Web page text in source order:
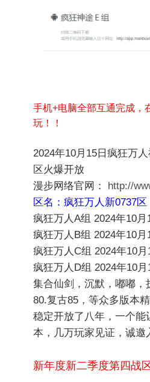
手机+电脑全部互通完成，
玩！！
2024年10月15日疯狂万
区火爆开放
漫步网络官网：
http://
区名：疯狂万人新0737区
疯狂万人A组 2024年10月
疯狂万人B组 2024年10月
疯狂万人C组 2024年10月
疯狂万人D组 2024年10月
集合仙剑，沉默，嘟嘟
80.复古85，等众多版本
稳定开放了八年，一个能
本，几万玩家见证，诚邀
新年度新二季度第四战